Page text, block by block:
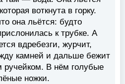
воткнута в горку.
она льётся: будто
к трубке. А
вдребезги, журчит,
камней и дальше бежит
ручейком. В нём голубые
ножки.